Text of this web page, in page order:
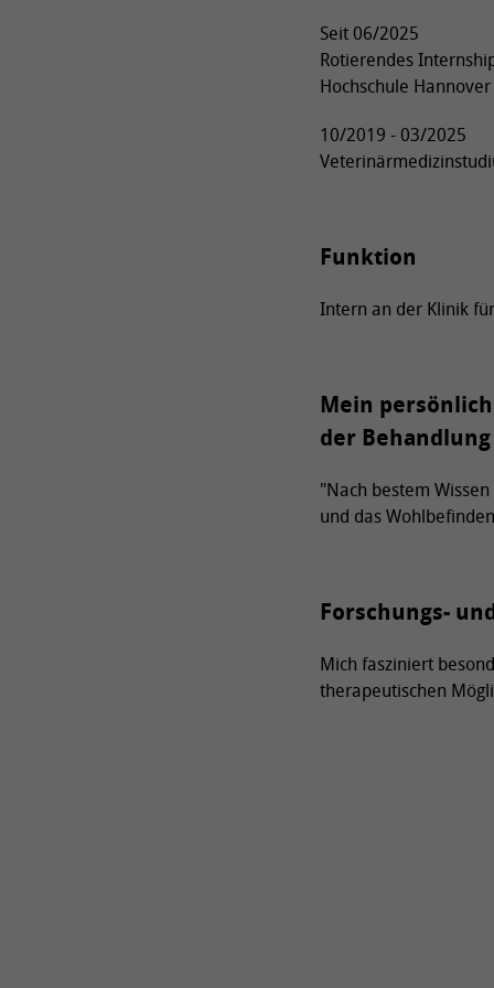
Seit 06/2025
Rotierendes
Hochschule Hannover
10/2019 - 03/2025
Funktion
Intern an der Klinik
Mein
der
"Nach bestem
und das
Forschungs-
Mich fasziniert
therapeutischen